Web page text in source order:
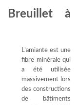
Breuillet à
L’amiante est une
fibre minérale qui
a été utilisée
massivement lors
des constructions
de bâtiments